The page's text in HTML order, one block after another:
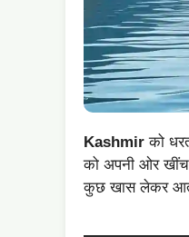
Kashmir को
को अपनी ओर
कुछ खास लेकर